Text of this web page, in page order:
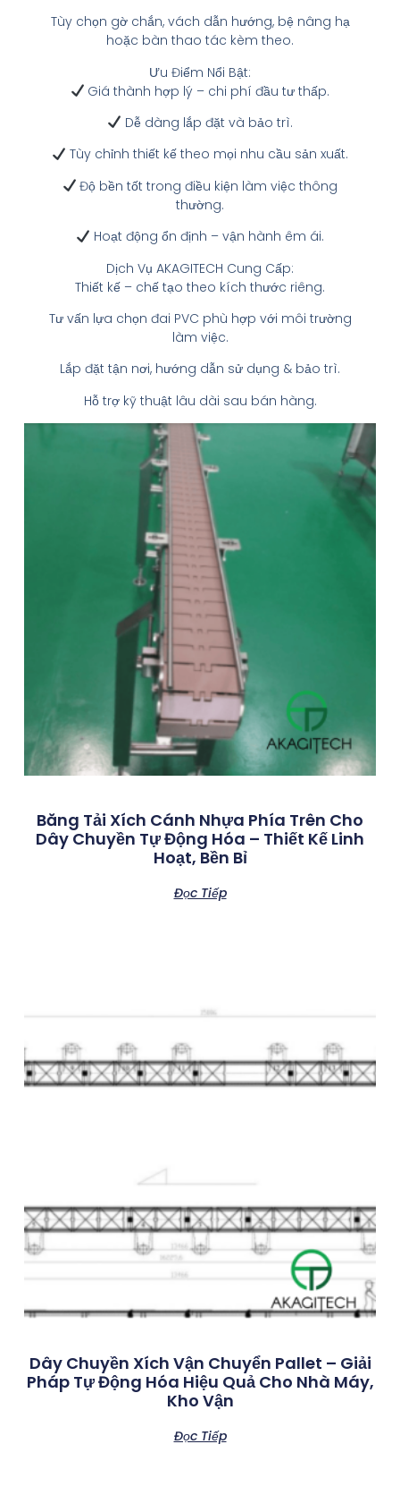
Tùy chọn gờ chắn, vách dẫn hướng, bệ nâng hạ
hoặc bàn thao tác kèm theo.
Ưu Điểm Nổi Bật:
Giá thành hợp lý – chi phí đầu tư thấp.
Dễ dàng lắp đặt và bảo trì.
Tùy chỉnh thiết kế theo mọi nhu cầu sản xuất.
Độ bền tốt trong điều kiện làm việc thông
thường.
Hoạt động ổn định – vận hành êm ái.
Dịch Vụ AKAGITECH Cung Cấp:
Thiết kế – chế tạo theo kích thước riêng.
Tư vấn lựa chọn đai PVC phù hợp với môi trường
làm việc.
Lắp đặt tận nơi, hướng dẫn sử dụng & bảo trì.
Hỗ trợ kỹ thuật lâu dài sau bán hàng.
Băng Tải Xích Cánh Nhựa Phía Trên Cho
Dây Chuyền Tự Động Hóa – Thiết Kế Linh
Hoạt, Bền Bỉ
Đọc Tiếp
Dây Chuyền Xích Vận Chuyển Pallet – Giải
Pháp Tự Động Hóa Hiệu Quả Cho Nhà Máy,
Kho Vận
Đọc Tiếp